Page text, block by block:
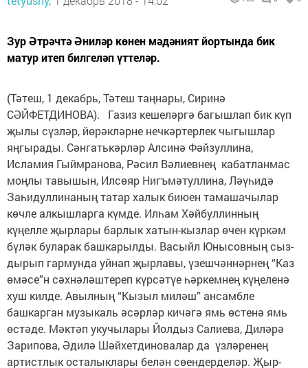
Зур Әтрәчтә Әниләр көнен мәдәният йортында бик
матур итеп билгеләп үттеләр.
(Тәтеш, 1 декабрь, Тәтеш таңнары, Сиринә
СӘЙФЕТДИНОВА). Газиз кешеләргә багышлап бик күп
җылы сүзләр, йөрәкләрне нечкәртерлек чыгышлар
яңгырады. Сәнгатькәрләр Алсинә Фәйзуллина,
Исламия Гыйм­ранова, Рәсил Вәлиевнең кабатланмас
моңлы тавышын, Илсөяр Нигъмәтуллина, Ләүһидә
Заһидуллинаның татар халык биюен тамашачылар
көчле алкышларга күмде. Илһам Хәйбуллинның
күңелле җырлары барлык хатын-кызлар өчен күркәм
бүләк буларак башкарылды. Васыйл Юнысовның сыз­
дырып гармунда уйнап җырлавы, үзешчәннәрнең “Каз
өмәсе”н сәхнәләштереп күрсәтүе һәркемнең күңеленә
хуш килде. Авылның “Кызыл миләш” ансамбле
башкарган музыкаль әсәрләр кичәгә ямь өстенә ямь
өстәде. Мәктәп укучылары Йолдыз Салиева, Диләрә
Зарипова, Әдилә Шәйхетдиновалар да үзләренең
артистлык осталыклары белән сөендерделәр. Җыр-